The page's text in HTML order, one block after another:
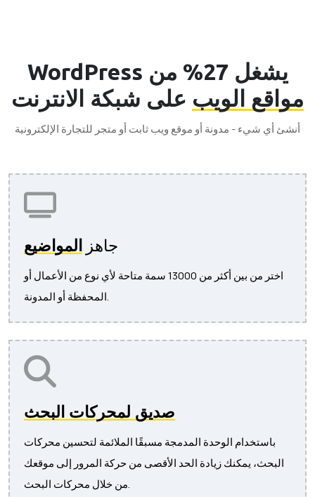
WordPress يشغل 27% من
مواقع الويب على شبكة الانترنت
أنشئ أي شيء - مدونة أو موقع ويب ثابت أو متجر للتجارة الإلكترونية
جاهز المواضيع
اختر من بين أكثر من 13000 سمة متاحة لأي نوع من الأعمال أو
المحفظة أو المدونة.
صديق لمحركات البحث
باستخدام الوحدة المدمجة مسبقًا الملائمة لتحسين محركات
البحث، يمكنك زيادة الحد الأقصى من حركة المرور إلى موقعك
من خلال محركات البحث.